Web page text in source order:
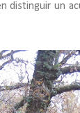
distinguir un